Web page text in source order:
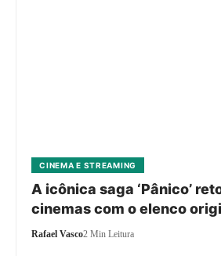
CINEMA E STREAMING
A icônica saga ‘Pânico’
cinemas com o elenco
Rafael Vasco2 Min Leitura